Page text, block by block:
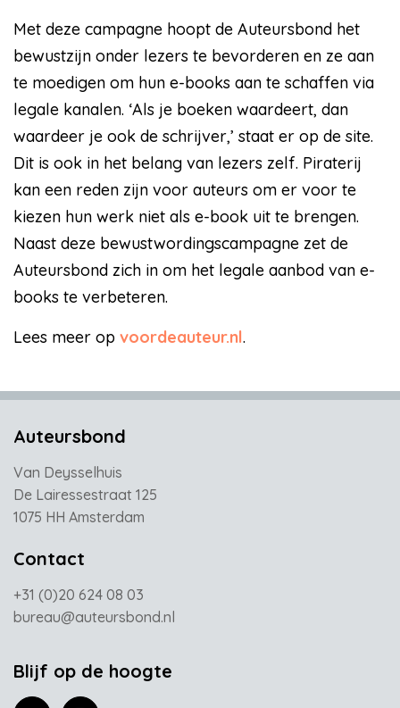
Met deze campagne hoopt de Auteursbond het
bewustzijn onder lezers te bevorderen en ze aan
te moedigen om hun e-books aan te schaffen via
legale kanalen. ‘Als je boeken waardeert, dan
waardeer je ook de schrijver,’ staat er op de site.
Dit is ook in het belang van lezers zelf. Piraterij
kan een reden zijn voor auteurs om er voor te
kiezen hun werk niet als e-book uit te brengen.
Naast deze bewustwordingscampagne zet de
Auteursbond zich in om het legale aanbod van e-
books te verbeteren.
Lees meer op voordeauteur.nl.
Auteursbond
Van Deysselhuis
De Lairessestraat 125
1075 HH Amsterdam
Contact
+31 (0)20 624 08 03
bureau@auteursbond.nl
Blijf op de hoogte